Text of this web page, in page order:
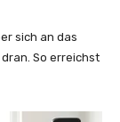
sich an das
So erreichst